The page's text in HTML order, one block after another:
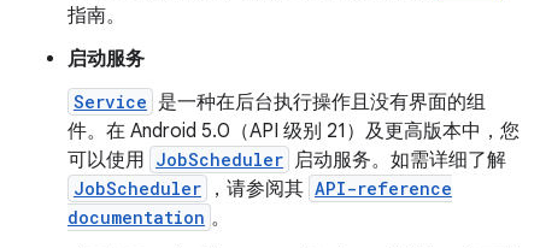
指南。
启动服务
Service 是一种在后台执行操作且没有界面的组
件。在 Android 5.0（API 级别 21）及更高版本中，您
可以使用 JobScheduler 启动服务。如需详细了解
JobScheduler ，请参阅其 API-reference
documentation 。